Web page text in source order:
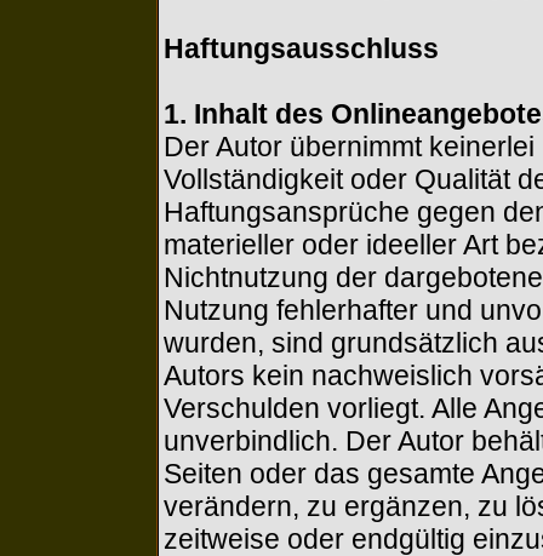
Haftungsausschluss
1. Inhalt des
Der Autor übernimmt
Vollständigkeit oder Qualität
Haftungsansprüche gegen
materieller oder ideeller Art
Nichtnutzung der
Nutzung fehlerhafter und
wurden, sind grundsätzlich
Autors kein nachweislich
Verschulden vorliegt. Alle
unverbindlich. Der Autor
Seiten oder das gesamte
verändern, zu ergänzen, zu
zeitweise oder endgültig